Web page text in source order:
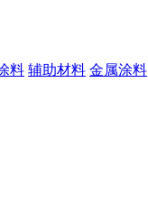
料 辅助材料 金属涂料